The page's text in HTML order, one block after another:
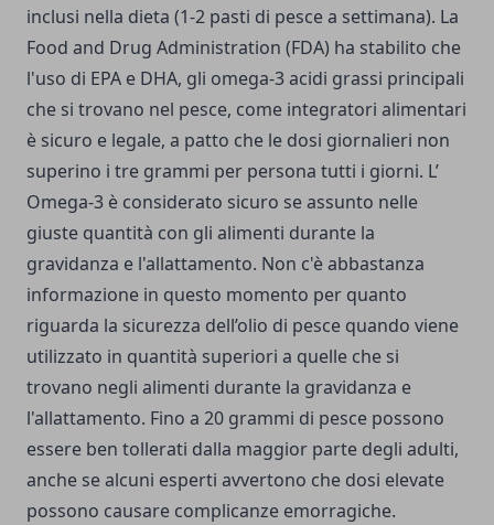
inclusi nella dieta (1-2 pasti di pesce a settimana). La
Food and Drug Administration (FDA) ha stabilito che
l'uso di EPA e DHA, gli omega-3 acidi grassi principali
che si trovano nel pesce, come integratori alimentari
è sicuro e legale, a patto che le dosi giornalieri non
superino i tre grammi per persona tutti i giorni. L’
Omega-3 è considerato sicuro se assunto nelle
giuste quantità con gli alimenti durante la
gravidanza e l'allattamento. Non c'è abbastanza
informazione in questo momento per quanto
riguarda la sicurezza dell’olio di pesce quando viene
utilizzato in quantità superiori a quelle che si
trovano negli alimenti durante la gravidanza e
l'allattamento. Fino a 20 grammi di pesce possono
essere ben tollerati dalla maggior parte degli adulti,
anche se alcuni esperti avvertono che dosi elevate
possono causare complicanze emorragiche.